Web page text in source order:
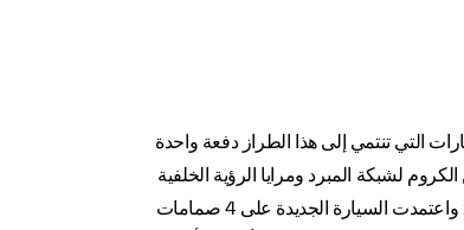
محل سيارة 420 فحسب بل استبدلت جميع السيارات التي تنتمي إلى هذا الطراز دفعة واحدة
لشبكة المبرد ومرايا الرؤية الخلفية
بالإضافة إلى عجلات من سبائك المعدن مع 5 صامولات. وبحلول العام 1990، أُطلقت سيارة 4.24 لتستبدل سيارة الصالون المشابهة لها 2.24 واعتمدت السيارة الجديدة على 4 صمامات